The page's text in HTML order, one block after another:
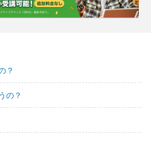
？
の？